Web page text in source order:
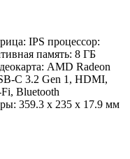
IPS процессор:
память: 8 ГБ
AMD Radeon
C 3.2 Gen 1, HDMI,
Fi, Bluetooth
359.3 x 235 x 17.9 мм